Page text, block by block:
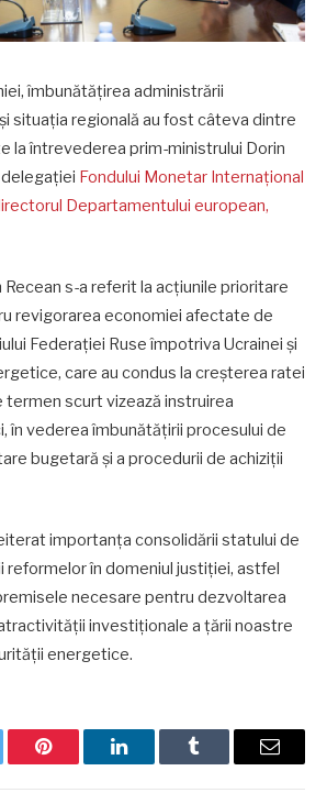
îmbunătățirea administrării
situația regională au fost câteva dintre
la întrevederea prim-ministrului Dorin
Fondului Monetar Internațional
Departamentului european,
Recean s-a referit la acțiunile prioritare
revigorarea economiei afectate de
Federației Ruse împotriva Ucrainei și
care au condus la creșterea ratei
termen scurt vizează instruirea
în vederea îmbunătățirii procesului de
bugetară și a procedurii de achiziții
importanța consolidării statului de
reformelor în domeniul justiției, astfel
necesare pentru dezvoltarea
investiționale a țării noastre
energetice.
Pinterest LinkedInTumblr Email